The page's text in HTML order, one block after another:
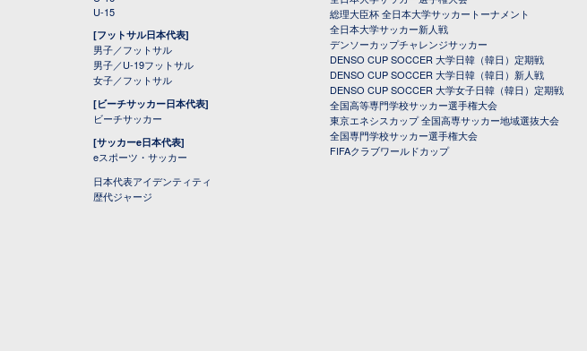
U-15
[フットサル日本代表]
男子／フットサル
男子／U-19フットサル
女子／フットサル
[ビーチサッカー日本代表]
ビーチサッカー
[サッカーe日本代表]
eスポーツ・サッカー
日本代表アイデンティティ
歴代ジャージ
総理大臣杯 全日本大学サッカートーナメント
全日本大学サッカー新人戦
デンソーカップチャレンジサッカー
DENSO CUP SOCCER 大学日韓（韓日）定期戦
DENSO CUP SOCCER 大学日韓（韓日）新人戦
DENSO CUP SOCCER 大学女子日韓（韓日）定期戦
全国高等専門学校サッカー選手権大会
東京エネシスカップ 全国高専サッカー地域選抜大会
全国専門学校サッカー選手権大会
FIFAクラブワールドカップ